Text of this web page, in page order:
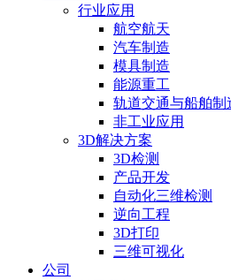
行业应用
航空航天
汽车制造
模具制造
能源重工
轨道交通与船舶制
非工业应用
3D解决方案
3D检测
产品开发
自动化三维检测
逆向工程
3D打印
三维可视化
公司